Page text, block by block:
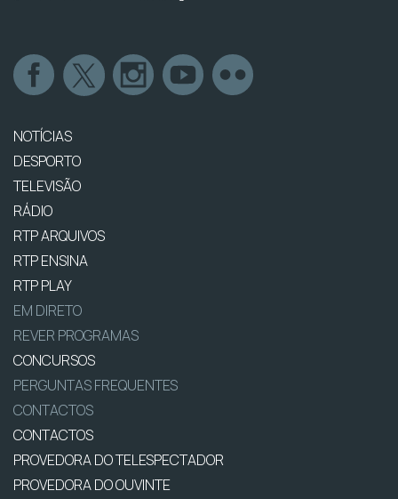
NOTÍCIAS
DESPORTO
TELEVISÃO
RÁDIO
RTP ARQUIVOS
RTP ENSINA
RTP PLAY
EM DIRETO
REVER PROGRAMAS
CONCURSOS
PERGUNTAS FREQUENTES
CONTACTOS
CONTACTOS
PROVEDORA DO TELESPECTADOR
PROVEDORA DO OUVINTE